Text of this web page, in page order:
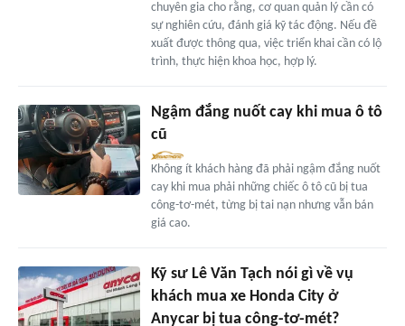
chuyên gia cho rằng, cơ quan quản lý cần có
sự nghiên cứu, đánh giá kỹ tác động. Nếu đề
xuất được thông qua, việc triển khai cần có lộ
trình, thực hiện khoa học, hợp lý.
Ngậm đắng nuốt cay khi mua ô tô
cũ
Không ít khách hàng đã phải ngậm đắng nuốt
cay khi mua phải những chiếc ô tô cũ bị tua
công-tơ-mét, từng bị tai nạn nhưng vẫn bán
giá cao.
Kỹ sư Lê Văn Tạch nói gì về vụ
khách mua xe Honda City ở
Anycar bị tua công-tơ-mét?